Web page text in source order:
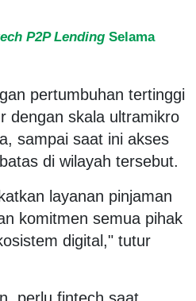
P2P Lending Selama
pertumbuhan tertinggi
dengan skala ultramikro
sampai saat ini akses
di wilayah tersebut.
layanan pinjaman
komitmen semua pihak
digital," tutur